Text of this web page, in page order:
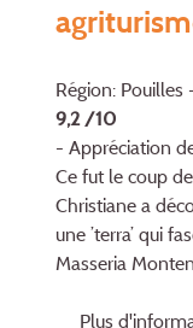
Région: Pouilles
9,2 /10
- Appréciation
Ce fut le coup
Christiane a
une ’terra’ qui
Masseria
Plus